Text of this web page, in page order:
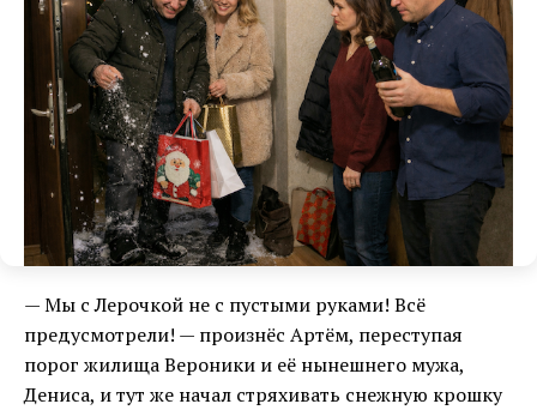
— Мы с Лерочкой не с пустыми руками! Всё
предусмотрели! — произнёс Артём, переступая
порог жилища Вероники и её нынешнего мужа,
Дениса, и тут же начал стряхивать снежную крошку